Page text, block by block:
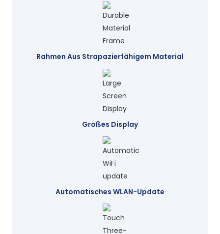
Rahmen Aus Strapazierfähigem Material
Großes Display
Automatisches WLAN-Update